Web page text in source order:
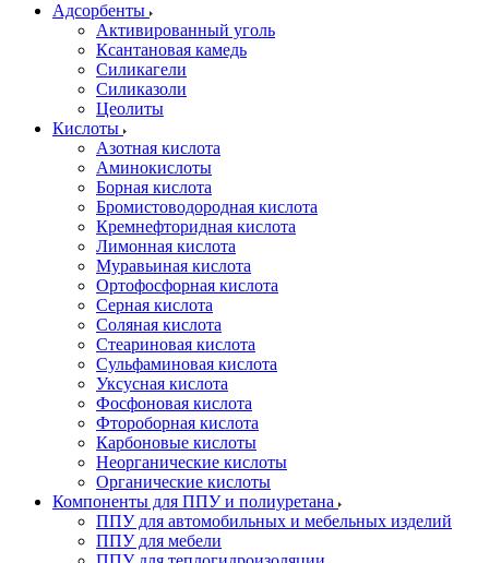
Адсорбенты
Активированный уголь
Ксантановая камедь
Силикагели
Силиказоли
Цеолиты
Кислоты
Азотная кислота
Аминокислоты
Борная кислота
Бромистоводородная кислота
Кремнефторидная кислота
Лимонная кислота
Муравьиная кислота
Ортофосфорная кислота
Серная кислота
Соляная кислота
Стеариновая кислота
Сульфаминовая кислота
Уксусная кислота
Фосфоновая кислота
Фтороборная кислота
Карбоновые кислоты
Неорганические кислоты
Органические кислоты
Компоненты для ППУ и полиуретана
ППУ для автомобильных и мебельных изделий
ППУ для мебели